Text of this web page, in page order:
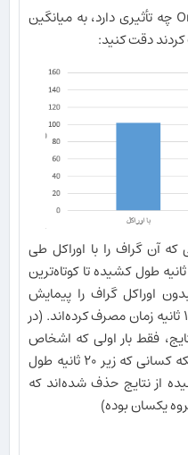
برای اینکه بدانید داشتن یک Oracle چه تأثیری دارد، به میانگین
دقت کنید:
آن گراف را با اوراکل طی
کردند، به طور میانگین، حدوداً ۱۰۰ ثانیه طول کشیده تا کوتاه‌ترین
اوراکل گراف را پیمایش
کرده‌اند، به طور میانگین، حدوداً ۱۴۰ ثانیه زمان مصرف کرده‌اند. (در
فقط بار اولی که اشخاص
شرکت کردند ملاک قرار گرفته و اینکه کسانی که زیر ۲۰ ثانیه طول
طول کشیده از نتایج حذف شده‌اند که
یکسان بوده)